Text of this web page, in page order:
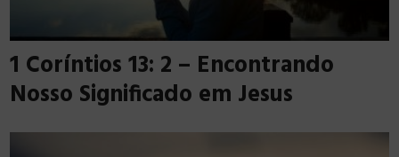
1 Coríntios 13: 2 – Encontrando
Nosso Significado em Jesus